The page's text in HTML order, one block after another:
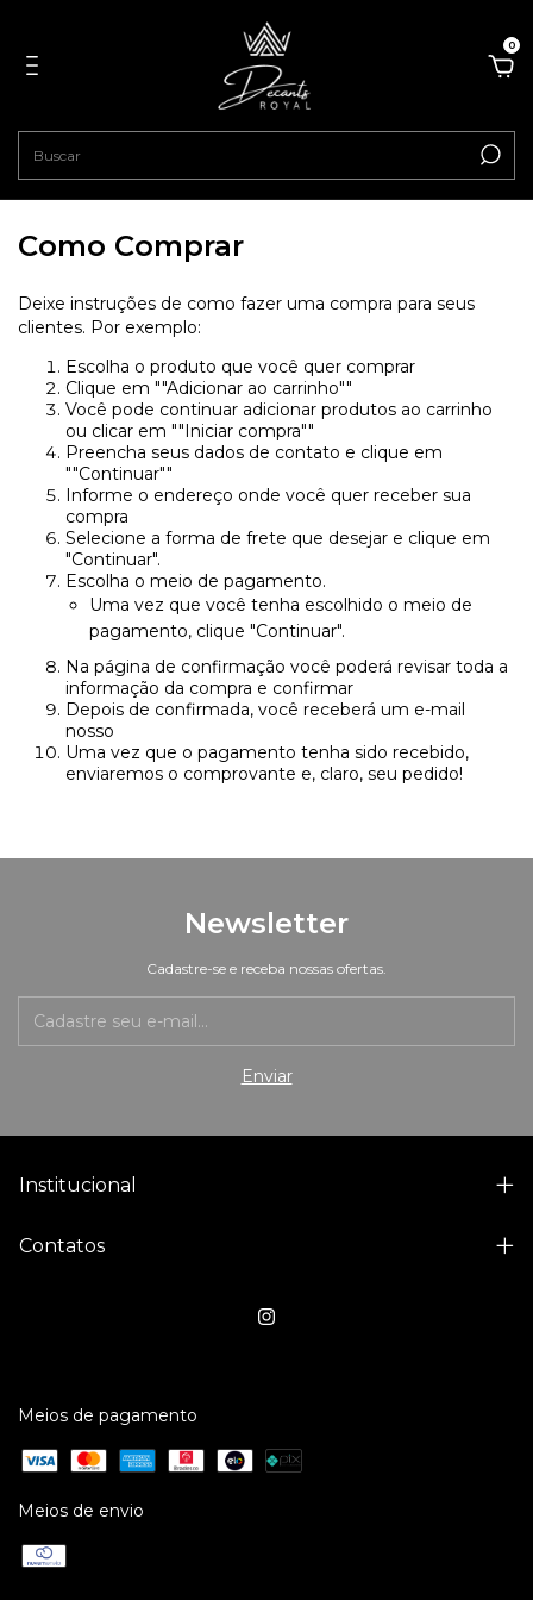
0
Como Comprar
Deixe instruções de como fazer uma compra para seus
clientes. Por exemplo:
Escolha o produto que você quer comprar
Clique em ""Adicionar ao carrinho""
Você pode continuar adicionar produtos ao carrinho
ou clicar em ""Iniciar compra""
Preencha seus dados de contato e clique em
""Continuar""
Informe o endereço onde você quer receber sua
compra
Selecione a forma de frete que desejar e clique em
"Continuar".
Escolha o meio de pagamento.
Uma vez que você tenha escolhido o meio de
pagamento, clique "Continuar".
Na página de confirmação você poderá revisar toda a
informação da compra e confirmar
Depois de confirmada, você receberá um e-mail
nosso
Uma vez que o pagamento tenha sido recebido,
enviaremos o comprovante e, claro, seu pedido!
Newsletter
Cadastre-se e receba nossas ofertas.
Institucional
Contatos
Meios de pagamento
Meios de envio